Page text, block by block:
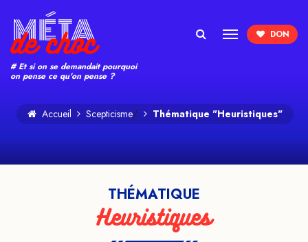
# Et si on se demandait pourquoi
on pense ce qu'on pense ?
Accueil Scepticisme/ Thématique "Heuristiques"
THÉMATIQUE
Heuristiques